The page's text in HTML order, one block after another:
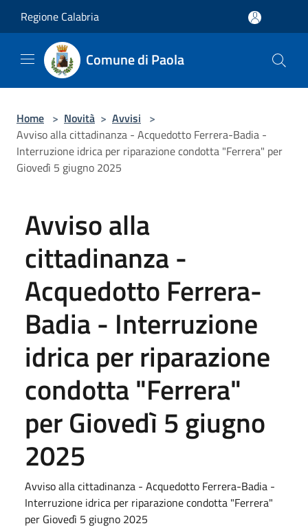
Regione Calabria
Comune di Paola
Home > Novità > Avvisi >
Avviso alla cittadinanza - Acquedotto Ferrera-Badia -
Interruzione idrica per riparazione condotta "Ferrera" per
Giovedì 5 giugno 2025
Avviso alla
cittadinanza -
Acquedotto Ferrera-
Badia - Interruzione
idrica per riparazione
condotta "Ferrera"
per Giovedì 5 giugno
2025
Avviso alla cittadinanza - Acquedotto Ferrera-Badia -
Interruzione idrica per riparazione condotta "Ferrera"
per Giovedì 5 giugno 2025